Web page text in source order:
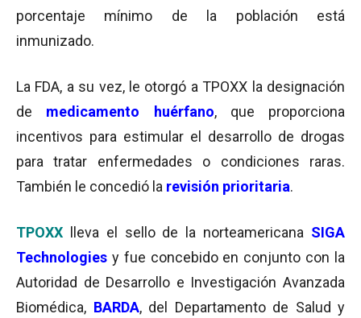
porcentaje mínimo de la población está
inmunizado.
La FDA, a su vez, le otorgó a TPOXX la designación
de medicamento huérfano, que proporciona
incentivos para estimular el desarrollo de drogas
para tratar enfermedades o condiciones raras.
También le concedió la revisión prioritaria.
TPOXX lleva el sello de la norteamericana SIGA
Technologies y fue concebido en conjunto con la
Autoridad de Desarrollo e Investigación Avanzada
Biomédica, BARDA, del Departamento de Salud y